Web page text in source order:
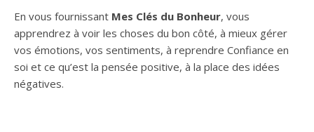
En vous fournissant Mes Clés du Bonheur, vous
apprendrez à voir les choses du bon côté, à mieux gérer
vos émotions, vos sentiments, à reprendre Confiance en
soi et ce qu’est la pensée positive, à la place des idées
négatives.